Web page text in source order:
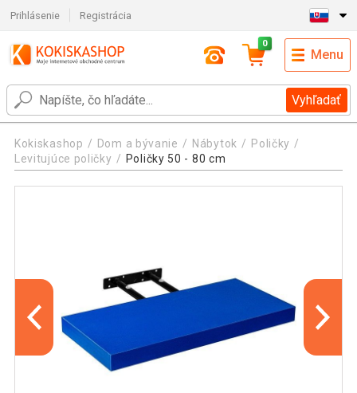
Prihlásenie Registrácia
Vyhľadať
0
Menu
Kokiskashop Dom a bývanie Nábytok
Poličky
Levitujúce poličky
Poličky 50 - 80 cm